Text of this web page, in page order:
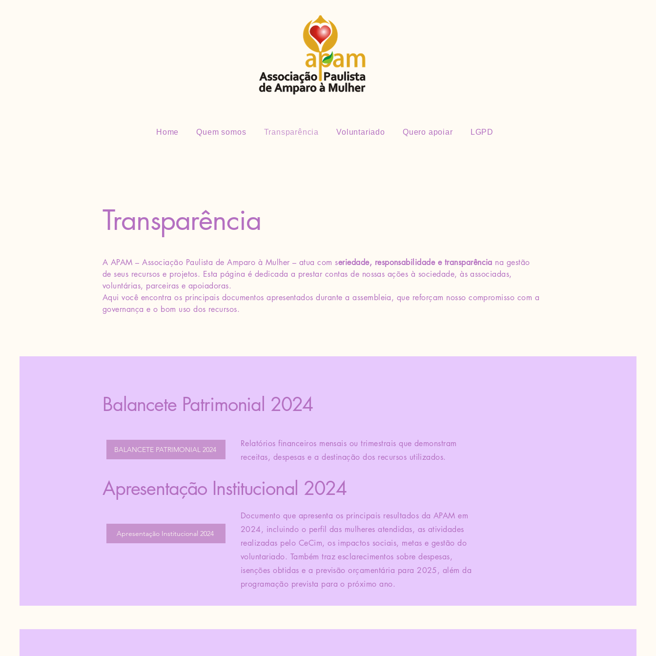
Home Quem somos Transparência Voluntariado Quero apoiar LGPD
Transparência
A APAM – Associação Paulista de Amparo à Mulher – atua com seriedade, responsabilidade e transparência na gestão
de seus recursos e projetos. Esta página é dedicada a prestar contas de nossas ações à sociedade, às associadas,
voluntárias, parceiras e apoiadoras.
Aqui você encontra os principais documentos apresentados durante a assembleia, que reforçam nosso compromisso com a
governança e o bom uso dos recursos.
Balancete Patrimonial 2024
BALANCETE PATRIMONIAL 2024
Relatórios financeiros mensais ou trimestrais que demonstram
receitas, despesas e a destinação dos recursos utilizados.
Apresentação Institucional 2024
Apresentação Institucional 2024
Documento que apresenta os principais resultados da APAM em
2024, incluindo o perfil das mulheres atendidas, as atividades
realizadas pelo CeCim, os impactos sociais, metas e gestão do
voluntariado. Também traz esclarecimentos sobre despesas,
isenções obtidas e a previsão orçamentária para 2025, além da
programação prevista para o próximo ano.